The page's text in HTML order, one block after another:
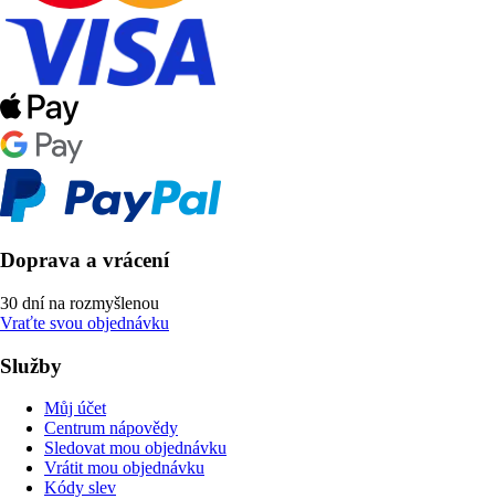
Doprava a vrácení
30 dní na rozmyšlenou
Vraťte svou objednávku
Služby
Můj účet
Centrum nápovědy
Sledovat mou objednávku
Vrátit mou objednávku
Kódy slev